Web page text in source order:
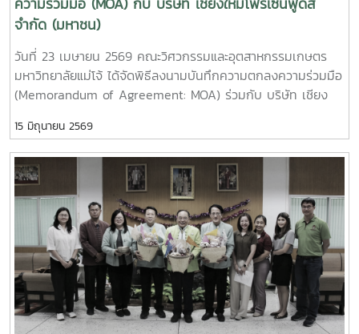
“Automation Engineering, Welfare Robots and Nursing
Care Systems,” highlighting innovative robotics
technologies for healthcare, elderly care, and welfare
support systems.In addition, representatives from the
Agricultural Engineering Program, Food Engineering
Program, Food Science Program, Graduate Programs, and
Nursing Program presented their outstanding research
projects, specialized laboratories, and academic
operation units. The visit also included laboratory
observations and facility tours within the faculty to
promote knowledge exchange and future international
collaboration networks.
15 ท่าน ณ ห้อง E117 อาคารเรียนรวมสาขาวิศวกรรมศาสตร์
จากภูมิปัญญาสู่สแน็คสร้างสรรค์” ที่เปิดโอกาสให้ผู้เข้าร่วมได้เรียน
รู้และลงมือปฏิบัติจริงในการต่อยอดผลิตภัณฑ์ข้าวตังจาก
ภูมิปัญญาท้องถิ่น สู่แนวคิดนวัตกรรมอาหารในรูปแบบสร้างสรรค์
กิจกรรมในครั้งนี้สะท้อนถึงความผูกพันระหว่างบุคลากรทั้งในอดีต
และปัจจุบัน พร้อมทั้งเป็นการสืบสานวัฒนธรรมอันดีงาม ควบคู่
กับการต่อยอดองค์ความรู้สู่ความคิดสร้างสรรค์อย่างยั่งยืน
จำกัด (มหาชน)
วันที่ 23 เมษายน 2569 คณะวิศวกรรมและอุตสาหกรรมเกษตร
มหาวิทยาลัยแม่โจ้ ได้จัดพิธีลงนามบันทึกความตกลงความร่วมมือ
(Memorandum of Agreement: MOA) ร่วมกับ บริษัท เชียง
อุตสาหกรรมเกษตร มหาวิทยาลัยแม่โจ้ จังหวัดเชียงใหม่การลง
นามในครั้งนี้ นำโดยผู้ช่วยศาสตราจารย์ ดร.กาญจนา นาคประสม
คณบดีคณะวิศวกรรมและอุตสาหกรรมเกษตร มหาวิทยาลัยแม่โจ้
และ นางสาววริศรา เก่งการค้า ผู้จัดการทั่วไป บริษัท เชียงใหม่
โฟรเซ่นฟู้ดส์ จำกัด (มหาชน)โดยมีผู้บริหาร คณาจารย์ และ
บุคลากรจากทั้งสองหน่วยงานร่วมเป็นสักขีพยานในพิธี พร้อม
ด้วย ผู้ช่วยศาสตราจารย์ ดร.กนกวรรณ ตาลดี รองคณบดีฝ่าย
วิชาการและการต่างประเทศ ผู้ช่วยศาสตราจารย์ ดร.ศรัญญา
สุวรรณอังกูร และ อาจารย์ ดร.ตรีทิพย์ ชื่นสันต์ความร่วมมือครั้ง
นี้มุ่งเน้นการส่งเสริมและสนับสนุนการพัฒนาศักยภาพนักศึกษา
ผ่านการฝึกประสบการณ์วิชาชีพในสถานประกอบการจริง เปิด
15 มิถุนายน 2569